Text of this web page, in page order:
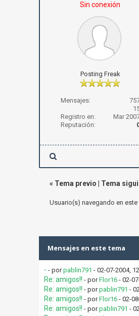
Sin conexión
Posting Freak
Mensajes:
Registro en:
Mar
Reputación:
« Tema previo Tema
Usuario(s) navegando en
Mensajes en este tema
- - porpablin791 - 02-07-2004,
Re: amigos!! - porFlor16- 02-
Re: amigos!! - porpablin791 -
Re: amigos!! - porFlor16- 02-
Re: amigos!! - porpablin791 -